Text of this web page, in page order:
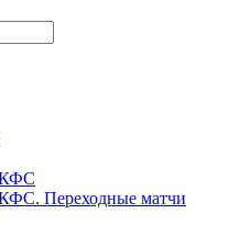
КФС
Переходные матчи